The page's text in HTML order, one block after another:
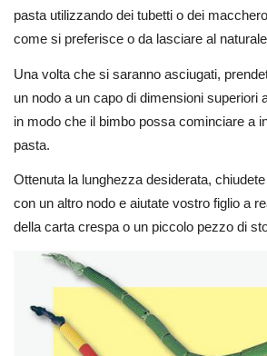
pasta utilizzando dei tubetti o dei
come si preferisce o da lasciare al
Una volta che si saranno asciugati,
un nodo a un capo di dimensioni superiori
in modo che il bimbo possa cominciare a
pasta.
Ottenuta la lunghezza desiderata,
con un altro nodo e aiutate vostro figlio a
della carta crespa o un piccolo pezzo di